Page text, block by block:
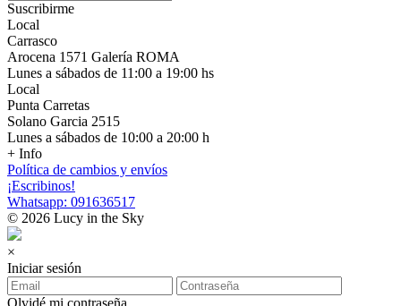
Suscribirme
Local
Carrasco
Arocena 1571 Galería ROMA
Lunes a sábados de 11:00 a 19:00 hs
Local
Punta Carretas
Solano Garcia 2515
Lunes a sábados de 10:00 a 20:00 h
+ Info
Política de cambios y envíos
¡Escribinos!
Whatsapp: 091636517
© 2026 Lucy in the Sky
×
Iniciar sesión
Olvidé mi contraseña